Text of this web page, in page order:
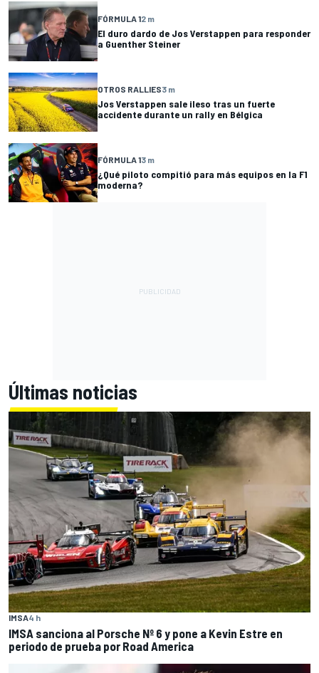
FÓRMULA 12 m
El duro dardo de Jos Verstappen para responder
a Guenther Steiner
OTROS RALLIES3 m
Jos Verstappen sale ileso tras un fuerte
accidente durante un rally en Bélgica
FÓRMULA 13 m
¿Qué piloto compitió para más equipos en la F1
moderna?
Últimas noticias
IMSA4 h
IMSA sanciona al Porsche Nº 6 y pone a Kevin Estre en
periodo de prueba por Road America